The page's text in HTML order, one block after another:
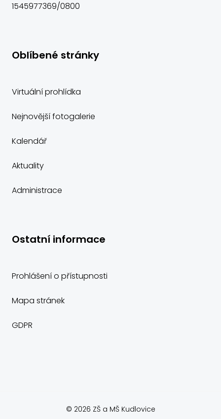
1545977369/0800
Oblíbené stránky
Virtuální prohlídka
Nejnovější fotogalerie
Kalendář
Aktuality
Administrace
Ostatní informace
Prohlášení o přístupnosti
Mapa stránek
GDPR
© 2026 ZŠ a MŠ Kudlovice